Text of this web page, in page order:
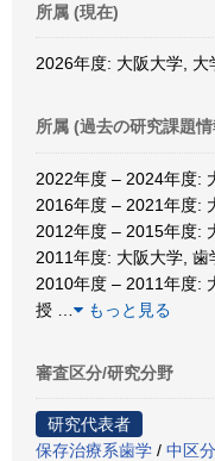
所属 (現在)
2026年度: 大阪大学,
所属 (過去の研究課題
2022年度 – 2024年度:
2016年度 – 2021年度:
2012年度 – 2015年度:
2011年度: 大阪大学,
2010年度 – 2011年度:
授
もっと見る
審査区分/研究分野
研究代表者
保存治療系歯学 / 中区